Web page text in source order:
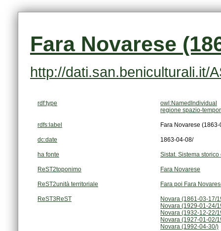
Fara Novarese
http://dati.san.beniculturali.it/
rdf:type
owl:NamedIndividual
regione spazio-
rdfs:label Fara Novarese
dc:date 1863-04-08/
ha fonte Sistat. Sistema
ReST2toponimo Fara Novarese
ReST2unità territoriale Fara poi Fara
ReST3ReST
Novara (1861-03-17/
Novara (1929-01-24/
Novara (1932-12-22/
Novara (1927-01-02/
Novara (1992-04-30/)